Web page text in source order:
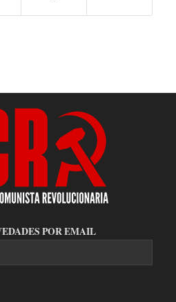
POR EMAIL